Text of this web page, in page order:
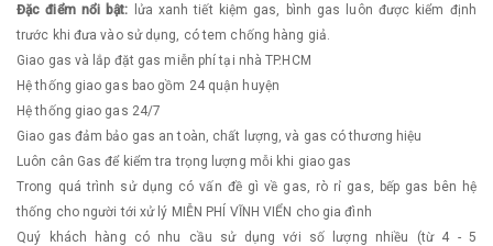
Đặc điểm nổi bật: lửa xanh tiết kiệm gas, bình gas luôn được kiểm định
trước khi đưa vào sử dụng, có tem chống hàng giả.
Giao gas và lắp đặt gas miễn phí tại nhà TP.HCM
Hệ thống giao gas bao gồm 24 quận huyện
Hệ thống giao gas 24/7
Giao gas đảm bảo gas an toàn, chất lượng, và gas có thương hiệu
Luôn cân Gas để kiểm tra trọng lượng mỗi khi giao gas
Trong quá trình sử dụng có vấn đề gì về gas, rò rỉ gas, bếp gas ​bên hệ
thống cho người tới xử lý MIỄN PHÍ VĨNH VIỂN cho gia đình
Quý khách hàng có nhu cầu sử dụng với số lượng nhiều (từ 4 - 5